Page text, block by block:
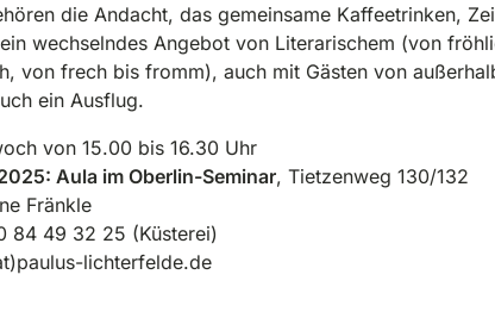
die Andacht, das gemeinsame Kaffeetrinken,
wechselndes Angebot von Literarischem (von
von frech bis fromm), auch mit Gästen von
ein Ausflug.
von 15.00 bis 16.30 Uhr
: Aula im Oberlin-Seminar, Tietzenweg 130/132
Fränkle
84 49 32 25 (Küsterei)
lichterfelde.de